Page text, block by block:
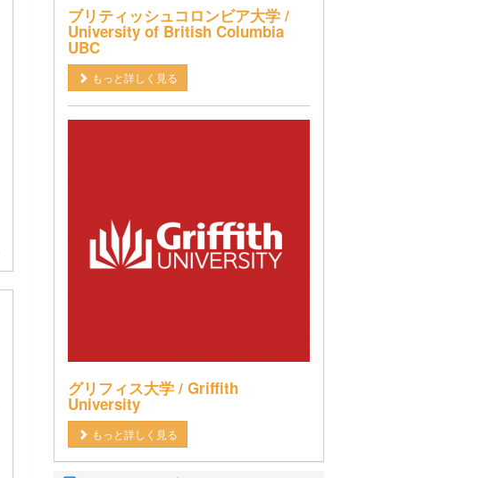
ブリティッシュコロンビア大学 /
University of British Columbia
UBC
もっと詳しく見る
グリフィス大学 / Griffith
University
もっと詳しく見る